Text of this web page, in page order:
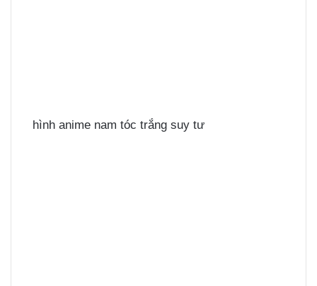
hình anime nam tóc trắng suy tư